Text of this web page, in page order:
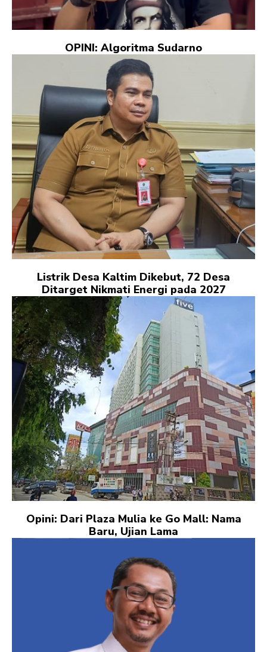
OPINI: Algoritma Sudarno
Listrik Desa Kaltim Dikebut, 72 Desa
Ditarget Nikmati Energi pada 2027
Opini: Dari Plaza Mulia ke Go Mall: Nama
Baru, Ujian Lama